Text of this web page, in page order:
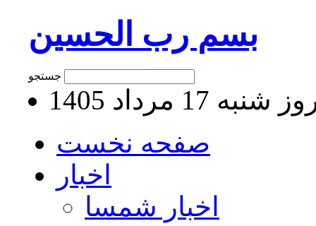
بسم رب الحسین
17 مرداد 1405
صفحه نخست
اخبار
اخبار شمسا